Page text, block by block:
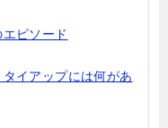
ピソード
イアップには何があ